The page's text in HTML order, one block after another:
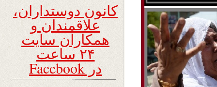
کانون دوستداران،
علاقمندان و
همکاران سایت
۲۴ ساعت
در Facebook